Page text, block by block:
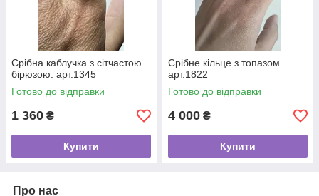
Срібна каблучка з сітчастою
бірюзою. арт.1345
Готово до відправки
1 360 ₴
Купити
Срібне кільце з топазом
арт.1822
Готово до відправки
4 000 ₴
Купити
Про нас